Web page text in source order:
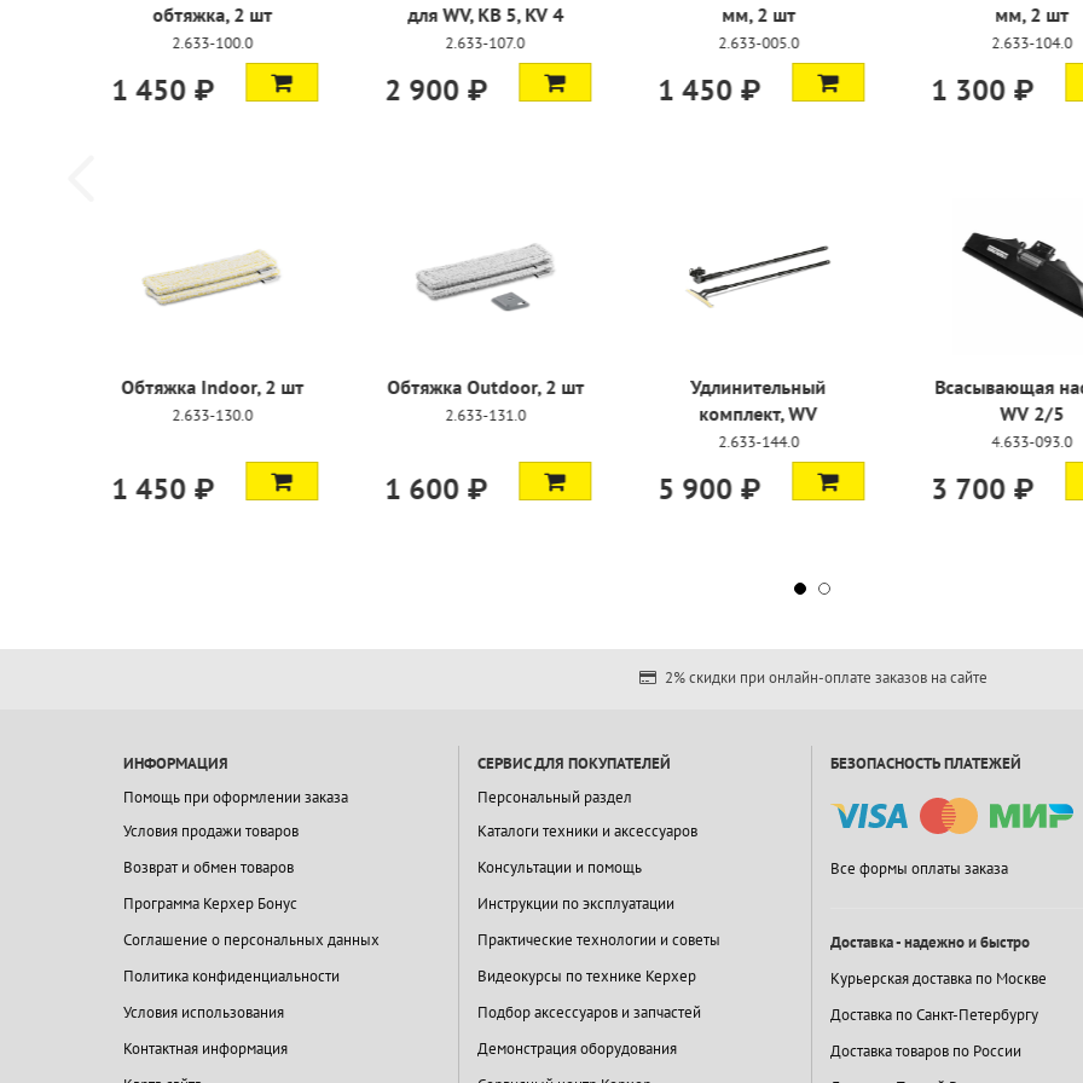
обтяжка, 2 шт
2.633-100.0
1 450 ₽
для WV, KB 5, KV 4
2.633-107.0
2 900 ₽
мм, 2 шт
2.633-005.0
1 450 ₽
мм,
1 300 ₽
Обтяжка Indoor, 2 шт
2.633-130.0
1 450 ₽
Обтяжка Outdoor, 2 шт
2.633-131.0
1 600 ₽
Удлинительный
комплект, WV
2.633-144.0
5 900 ₽ 3 700 ₽
2% скидки при онлайн-оплате заказов на сайте
ИНФОРМАЦИЯ
Помощь при оформлении заказа
Условия продажи товаров
Возврат и обмен товаров
Программа Керхер Бонус
Соглашение о персональных данных
Политика конфиденциальности
Условия использования
Контактная информация
СЕРВИС ДЛЯ ПОКУПАТЕЛЕЙ
Персональный раздел
Каталоги техники и аксессуаров
Консультации и помощь
Инструкции по эксплуатации
Практические технологии и советы
Видеокурсы по технике Керхер
Подбор аксессуаров и запчастей
Демонстрация оборудования
БЕЗОПАСНОСТЬ ПЛАТЕЖЕЙ
Все формы оплаты заказа
Доставка - надежно и быстро
Курьерская доставка по Москве
Доставка по Санкт-Петербургу
Доставка товаров по России